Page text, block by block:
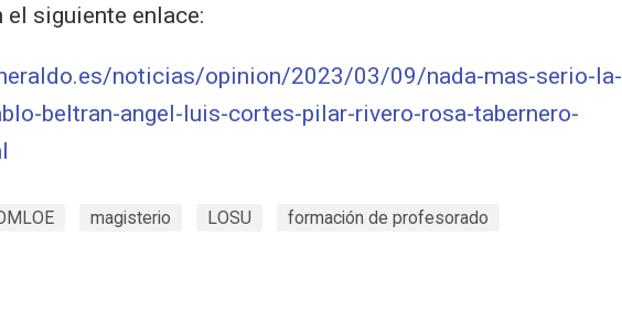
el siguiente enlace:
noticias/opinion/2023/03/09/nada-mas-serio-la-
beltran-angel-luis-cortes-pilar-rivero-rosa-tabernero-
magisterio LOSU formación de profesorado